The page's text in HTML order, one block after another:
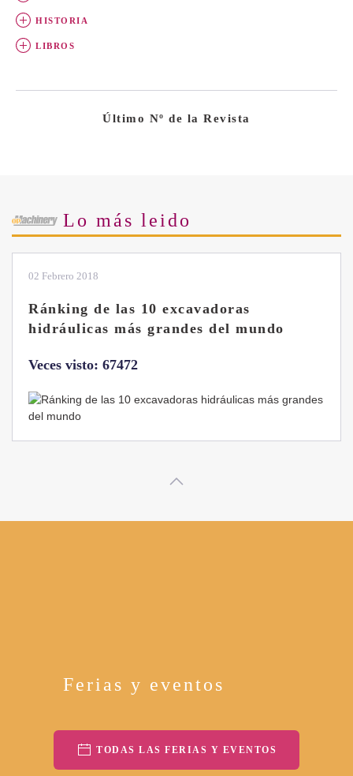
HISTORIA
LIBROS
Último Nº de la Revista
Lo más leido
02 Febrero 2018
Ránking de las 10 excavadoras
hidráulicas más grandes del mundo
Veces visto: 67472
Ferias y eventos
TODAS LAS FERIAS Y EVENTOS